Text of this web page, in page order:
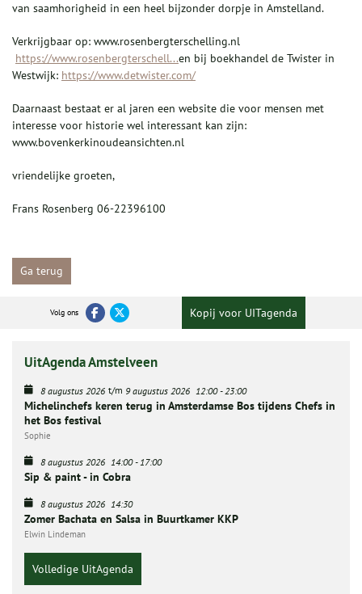
van saamhorigheid in een heel bijzonder dorpje in Amstelland.
Verkrijgbaar op: www.rosenbergterschelling.nl
https://www.rosenbergterschell...en bij boekhandel de Twister in
Westwijk: https://www.detwister.com/
Daarnaast bestaat er al jaren een website die voor mensen met
interesse voor historie wel interessant kan zijn:
www.bovenkerkinoudeansichten.nl
vriendelijke groeten,
Frans Rosenberg 06-22396100
Ga terug
Volg ons Kopij voor UITagenda
UitAgenda Amstelveen
8 augustus 2026 t/m 9 augustus 2026 12:00-23:00
Michelinchefs keren terug in Amsterdamse Bos tijdens Chefs in
het Bos festival
Sophie
8 augustus 2026 14:00-17:00
Sip & paint - in Cobra
8 augustus 2026 14:30
Zomer Bachata en Salsa in Buurtkamer KKP
Elwin Lindeman
Volledige UitAgenda